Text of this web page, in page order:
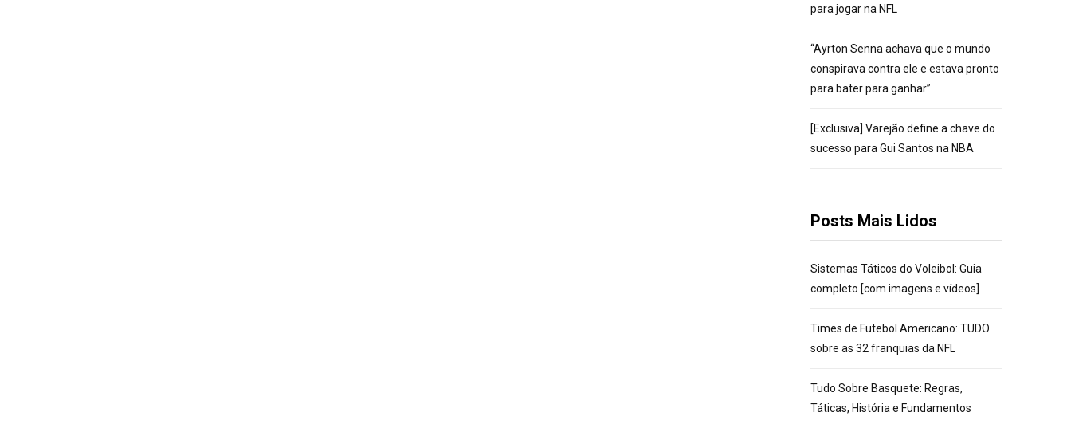
para jogar na NFL
“Ayrton Senna achava que o mundo
conspirava contra ele e estava pronto
para bater para ganhar”
[Exclusiva] Varejão define a chave do
sucesso para Gui Santos na NBA
Posts Mais Lidos
Sistemas Táticos do Voleibol: Guia
completo [com imagens e vídeos]
Times de Futebol Americano: TUDO
sobre as 32 franquias da NFL
Tudo Sobre Basquete: Regras,
Táticas, História e Fundamentos